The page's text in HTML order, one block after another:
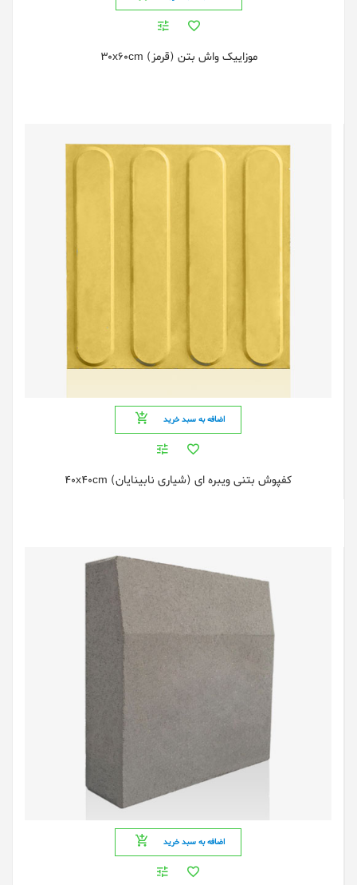
موزاییک واش بتن (قرمز) 30x60cm
اضافه به سبد خرید
کفپوش بتنی ویبره ای (شیاری نابینایان) 40x40cm
اضافه به سبد خرید